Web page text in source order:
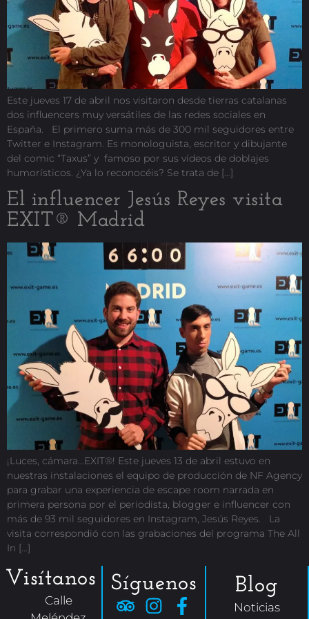
Este jueves 17 de abril nos visitaron desde tierras catalanas
dos influencers muy versátiles de las redes sociales en
España. El primero suma más de 300 mil seguidores entre
Twitter e Instagram. Es monologuista, escritor y dibujante
del comic “Taxus” y famoso por sus vídeos de doblajes
humorísticos. ¿Ya lo reconocéis? Se trata de […]
El influencer Jesús Reyes visita
EXIT® Madrid
¡Luces, cámara…EXIT®! Este jueves 13 de abril estuvo en
nuestras instalaciones el equipo de producción de NF Agency
para grabar una experiencia de escape room narrada en
primera persona por el periodista, blogger e influencer con
más de 93 mil seguidores en Instagram, Jesús Reyes. La
visita correspondió con las grabaciones del programa The All
In […]
Visítanos
Calle
Síguenos Blog
Noticias